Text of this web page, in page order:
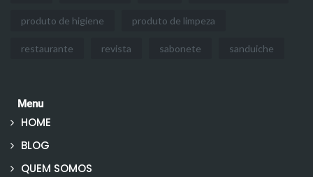
produto de higiene produto de limpeza
restaurante revista sabonete sanduiche
Menu
HOME
BLOG
QUEM SOMOS